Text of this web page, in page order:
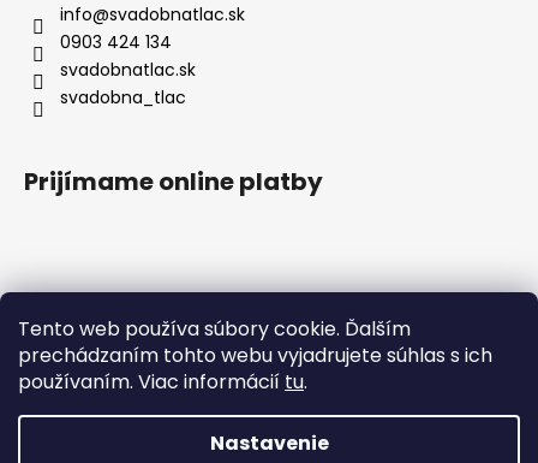
Tento web používa súbory cookie. Ďalším
prechádzaním tohto webu vyjadrujete súhlas s ich
používaním. Viac informácií tu.
Nastavenie
info@svadobnatlac.sk
0903 424 134
svadobnatlac.sk
svadobna_tlac
Prijímame online platby
Blog
Svadobné trendy na rok 2026
Čo bude in nasledujúcu svadobn...